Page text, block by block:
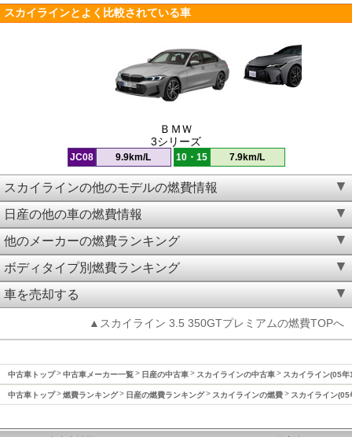
スカイラインとよく比較されている車
ＢＭＷ
3シリーズ
JC08 9.9km/L 10・15 7.9km/L
スカイラインの他のモデルの燃費情報
日産の他の車の燃費情報
他のメーカーの燃費ランキング
ボディタイプ別燃費ランキング
車を売却する
▲スカイライン 3.5 350GTプレミアムの燃費TOPへ
中古車トップ 中古車メーカー一覧 日産の中古車 スカイラインの中古車 スカイライン(05
中古車トップ 燃費ランキング 日産の燃費ランキング スカイラインの燃費 スカイライン